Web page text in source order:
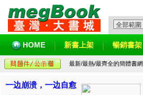
HOME 新書上架 暢銷書架
最新/最熱/最齊全的簡體書網
一边崩溃，一边自愈